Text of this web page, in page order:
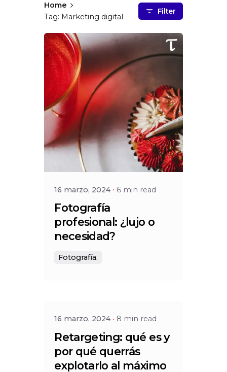
Home
Tag: Marketing digital
Filter
Posted by
16 marzo, 2024 6 min read
Fotografía
profesional: ¿lujo o
necesidad?
Fotografía.
16 marzo, 2024 8 min read
Retargeting: qué es y
por qué querrás
explotarlo al máximo